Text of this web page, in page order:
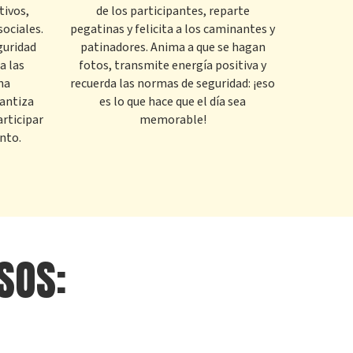
las
de los participantes, reparte
pegatinas y felicita a los caminantes y
patinadores. Anima a que se hagan
fotos, transmite energía positiva y
recuerda las normas de seguridad: ¡eso
es lo que hace que el día sea
memorable!